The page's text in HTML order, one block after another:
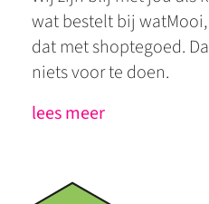
wat bestelt bij
dat met shoptegoed.
niets voor te doen.
lees meer